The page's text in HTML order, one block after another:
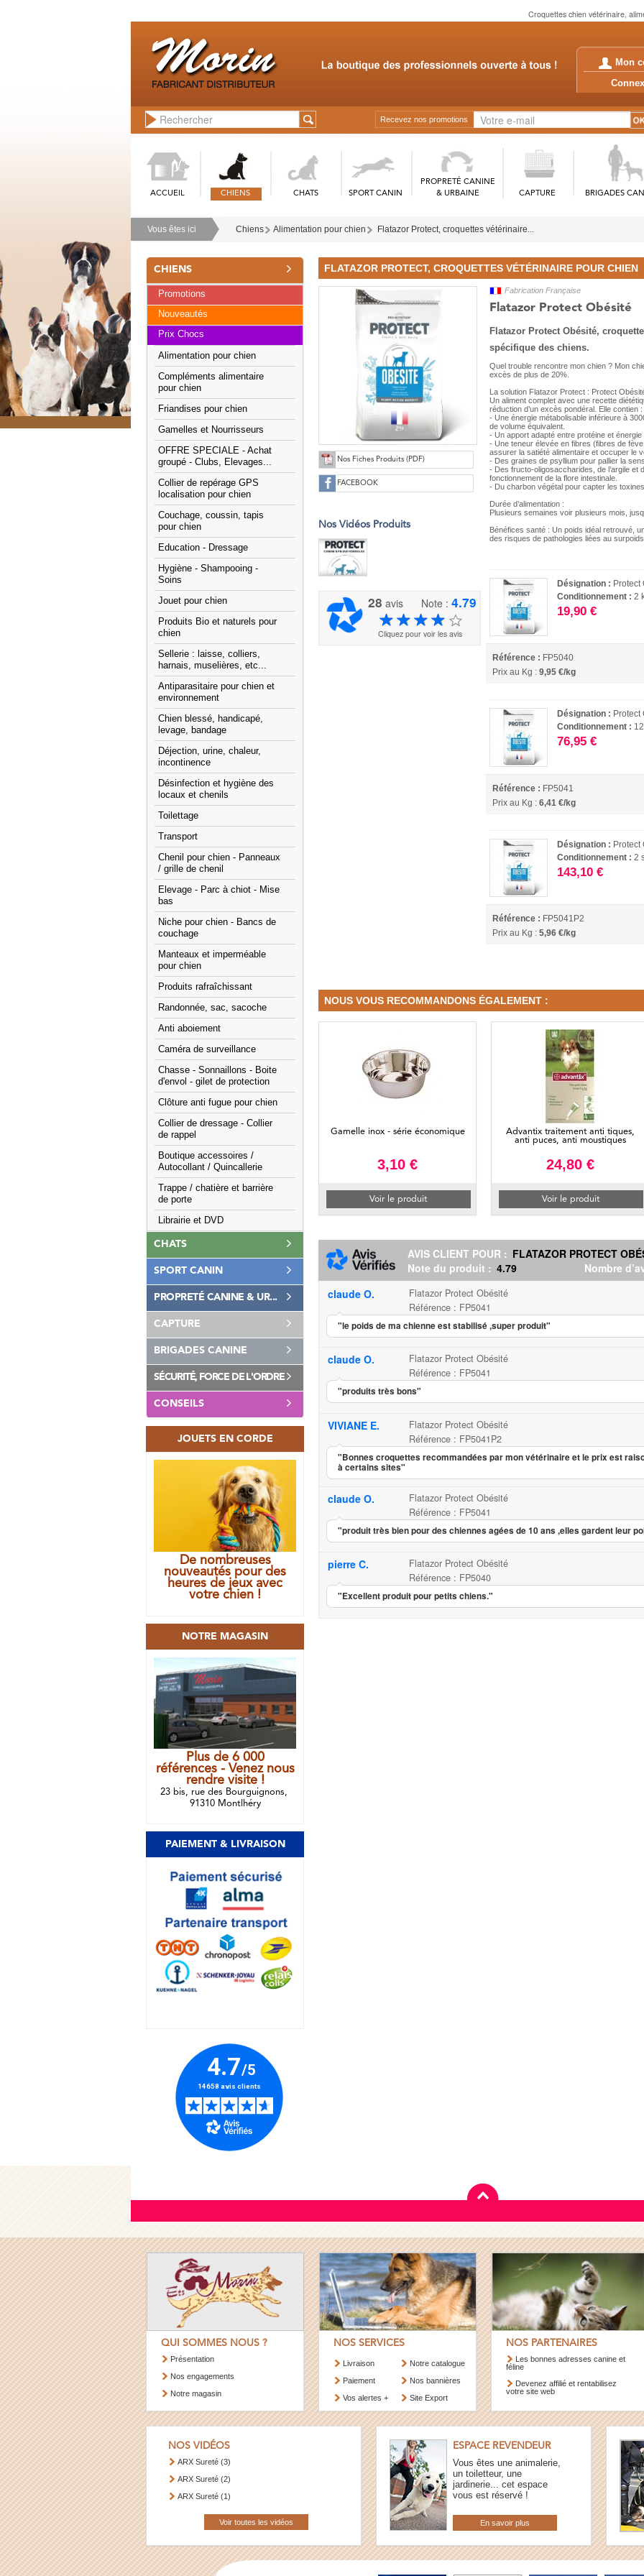
Croquettes chien vétérinaire,
Mon
Recevez nos promotions
ACCUEIL CHIENS CHATS SPORT CANIN
PROPRETÉ CANINE
& URBAINE
CAPTURE BRIGADES
Vous êtes ici Chiens Alimentation pour chien Flatazor Protect, croquettes vétérinaire...
CHIENS
Promotions
Nouveautés
Prix Chocs
Alimentation pour chien
Compléments alimentaire
pour chien
Friandises pour chien
Gamelles et Nourrisseurs
OFFRE SPECIALE - Achat
groupé - Clubs, Elevages...
Collier de repérage GPS
localisation pour chien
Couchage, coussin, tapis
pour chien
Education - Dressage
Hygiène - Shampooing -
Soins
Jouet pour chien
Produits Bio et naturels pour
chien
Sellerie : laisse, colliers,
harnais, muselières, etc...
Antiparasitaire pour chien et
environnement
Chien blessé, handicapé,
levage, bandage
Déjection, urine, chaleur,
incontinence
Désinfection et hygiène des
locaux et chenils
Toilettage
Transport
Chenil pour chien - Panneaux
/ grille de chenil
Elevage - Parc à chiot - Mise
bas
Niche pour chien - Bancs de
couchage
Manteaux et imperméable
pour chien
Produits rafraîchissant
Randonnée, sac, sacoche
Anti aboiement
Caméra de surveillance
Chasse - Sonnaillons - Boite
d'envol - gilet de protection
Clôture anti fugue pour chien
Collier de dressage - Collier
de rappel
Boutique accessoires /
Autocollant / Quincallerie
Trappe / chatière et barrière
de porte
Librairie et DVD
CHATS
SPORT CANIN
PROPRETÉ CANINE & UR...
CAPTURE
BRIGADES CANINE
SÉCURITÉ, FORCE DE L'ORDRE
CONSEILS
JOUETS EN CORDE
De nombreuses
nouveautés pour des
heures de jeux avec
votre chien !
NOTRE MAGASIN
Plus de 6 000
références - Venez nous
rendre visite !
23 bis, rue des Bourguignons,
91310 Montlhéry
PAIEMENT & LIVRAISON
FLATAZOR PROTECT, CROQUETTES VÉTÉRINAIRE POUR CHIEN
Nos Fiches Produits (PDF)
FACEBOOK
Nos Vidéos Produits
28 avis Note :4.79
Cliquez pour voir les avis
Fabrication Française
Flatazor Protect Obésité
Flatazor Protect Obésité,
spécifique des chiens.
Quel trouble rencontre mon chien ? Mon
excès de plus de 20%.
La solution Flatazor Protect : Protect
Un aliment complet avec une recette
réduction d’un excès pondéral. Elle contien :
- Une énergie métabolisable inférieure à
de volume équivalent.
- Un apport adapté entre protéine et
- Une teneur élevée en fibres (fibres de
assurer la satiété alimentaire et occuper le
- Des graines de psyllium pour pallier la
- Des fructo-oligosaccharides, de l’argile et
fonctionnement de la flore intestinale.
- Du charbon végétal pour capter les toxines
Durée d’alimentation :
Plusieurs semaines voir plusieurs mois,
Bénéfices santé : Un poids idéal retrouvé,
des risques de pathologies liées au
Désignation : Protect
Conditionnement :2
19,90 €
Référence : FP5040
Prix au Kg :9,95 €/kg
Désignation : Protect
Conditionnement :
76,95 €
Référence : FP5041
Prix au Kg :6,41 €/kg
Désignation : Protect
Conditionnement : 2
143,10 €
Référence : FP5041P2
Prix au Kg :5,96 €/kg
NOUS VOUS RECOMMANDONS ÉGALEMENT :
Gamelle inox - série économique
3,10 €
Voir le produit
Advantix traitement anti tiques,
anti puces, anti moustiques
24,80 €
Voir le produit
AVIS CLIENT POUR : FLATAZOR PROTECT
Note du produit : 4.79 Nombre
claude O.
Flatazor Protect Obésité
Référence : FP5041
"le poids de ma chienne est stabilisé ,super produit"
claude O.
Flatazor Protect Obésité
Référence : FP5041
"produits très bons"
VIVIANE E.
Flatazor Protect Obésité
Référence : FP5041P2
"Bonnes croquettes recommandées par mon vétérinaire et le prix est
à certains sites"
claude O.
Flatazor Protect Obésité
Référence : FP5041
"produit très bien pour des chiennes agées de 10 ans ,elles gardent leur
pierre C.
Flatazor Protect Obésité
Référence : FP5040
"Excellent produit pour petits chiens."
QUI SOMMES NOUS ?
Présentation
Nos engagements
Notre magasin
NOS SERVICES
Livraison
Paiement
Vos alertes +
Notre catalogue
Nos bannières
Site Export
NOS PARTENAIRES
Les bonnes adresses canine et
féline
Devenez affilié et rentabilisez
votre site web
NOS VIDÉOS
ARX Sureté (3)
ARX Sureté (2)
ARX Sureté (1)
Voir toutes les vidéos
ESPACE REVENDEUR
Vous êtes une animalerie,
un toiletteur, une
jardinerie... cet espace
vous est réservé !
En savoir plus